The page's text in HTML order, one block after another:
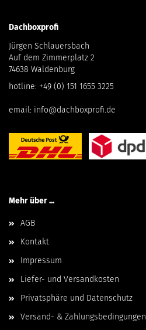
Dachboxprofi
Jürgen Schlauersbach
Auf dem Zimmerplatz 2
74638 Waldenburg
hotline: +49 (0) 151 1655 3225
email: info@dachboxprofi.de
Mehr über ...
AGB
Kontakt
Impressum
Liefer- und Versandkosten
Privatsphäre und Datenschutz
Versand- & Zahlungsbedingungen